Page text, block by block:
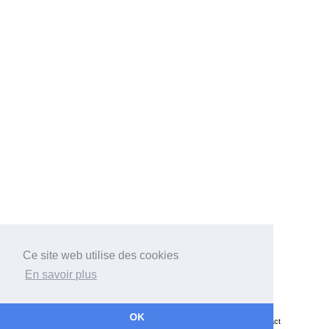
Ce site web utilise des cookies
En savoir plus
OK
Données personnelles Contact